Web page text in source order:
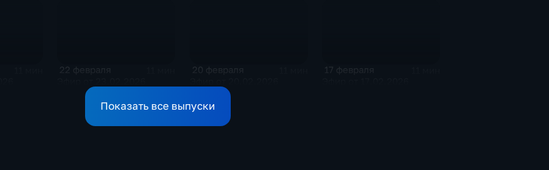
22 февраля 20 февраля 17 февраля
Показать все выпуски